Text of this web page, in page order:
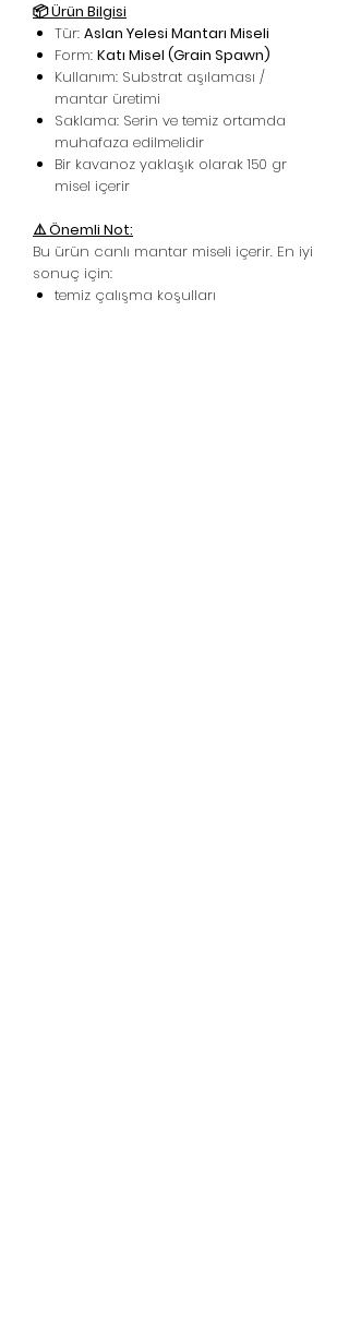
📦 Ürün Bilgisi
Tür: Aslan Yelesi Mantarı Miseli
Form: Katı Misel (Grain Spawn)
Kullanım: Substrat aşılaması /
mantar üretimi
Saklama: Serin ve temiz ortamda
muhafaza edilmelidir
Bir kavanoz yaklaşık olarak 150 gr
misel içerir
⚠️ Önemli Not:
Bu ürün canlı mantar miseli içerir. En iyi
sonuç için:
temiz çalışma koşulları